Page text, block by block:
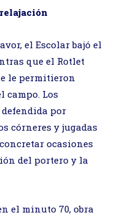
el Escolar bajó el
que el Rotlet
le permitieron
campo. Los
por
córneres y jugadas
ocasiones
del portero y la
el minuto 70, obra